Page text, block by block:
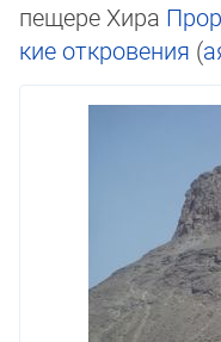
пещере Хира
киеоткровения (